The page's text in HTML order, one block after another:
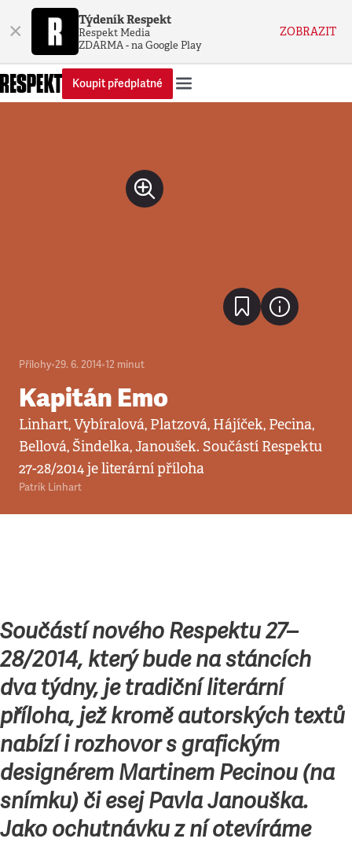
× Týdeník Respekt
Respekt Media
ZDARMA - na Google Play
ZOBRAZIT
Koupit předplatné
Přílohy•29. 6. 2014•12 minut
Kapitán Emo
Linhart, Vybíralová, Platzová, Hájíček, Pecina,
Bellová, Šindelka, Janoušek. Součástí Respektu
27-28/2014 je literární příloha
Patrik Linhart
Součástí nového Respektu 27–
28/2014, který bude na stáncích
dva týdny, je tradiční literární
příloha, jež kromě autorských textů
nabízí i rozhovor s grafickým
designérem Martinem Pecinou (na
snímku) či esej Pavla Janouška.
Jako ochutnávku z ní otevíráme